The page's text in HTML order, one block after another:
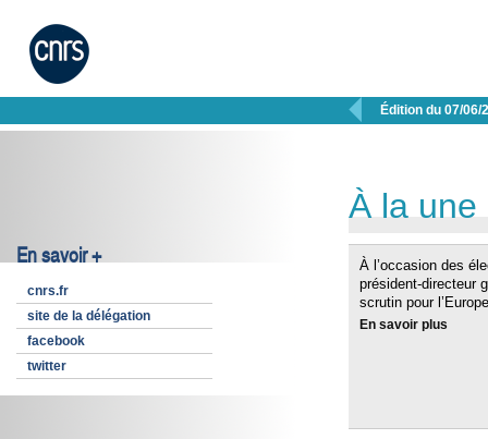
 Édition du 07/06/
En savoir +
cnrs.fr
site de la délégation
facebook
twitter
À la une
À l’occasion des
président-directeur
scrutin pour
En savoir plus